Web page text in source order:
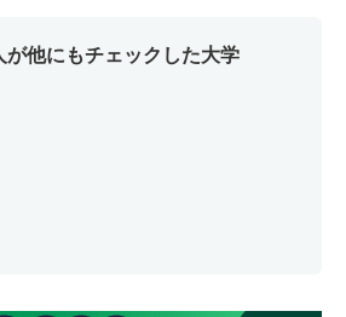
が他にもチェックした大学